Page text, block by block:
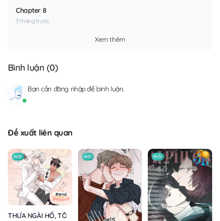
Chapter 8
3 tháng trước
Xem thêm
Bình luận (0)
Bạn cần đăng nhậpđể bình luận.
Đề xuất liên quan
MỚI
THƯA NGÀI HỔ, TÔI ĐÃ ĂN RẤT NGON MIỆNG
MỚI MỚI